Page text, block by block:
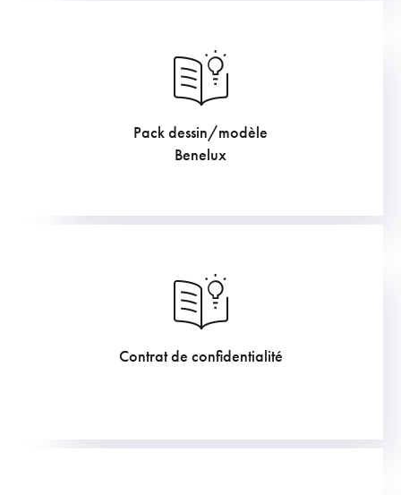
Pack dessin/modèle
Benelux
605€
Contrat de confidentialité
211.75€